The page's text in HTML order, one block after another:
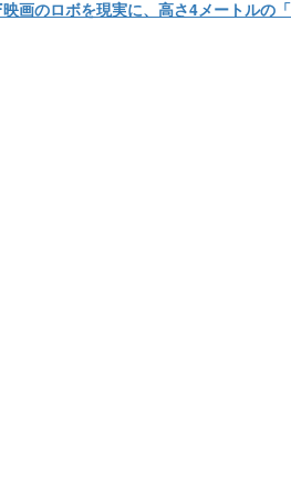
映画のロボを現実に、高さ4メートルの